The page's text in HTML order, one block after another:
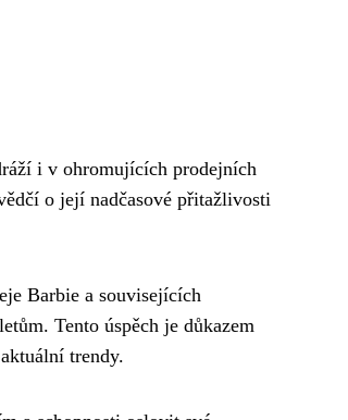
i v ohromujících prodejních
o její nadčasové přitažlivosti
Barbie a souvisejících
Tento úspěch je důkazem
trendy.